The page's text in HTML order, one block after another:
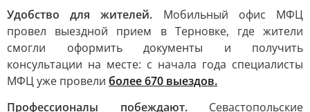
Удобство для жителей. Мобильный офис МФЦ
провел выездной прием в Терновке, где жители
смогли оформить документы и получить
консультации на месте: с начала года специалисты
МФЦ уже провели более 670 выездов.
Профессионалы побеждают. Севастопольские